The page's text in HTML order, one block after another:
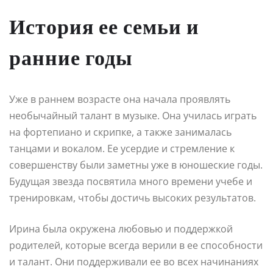
История ее семьи и
ранние годы
Уже в раннем возрасте она начала проявлять
необычайный талант в музыке. Она училась играть
на фортепиано и скрипке, а также занималась
танцами и вокалом. Ее усердие и стремление к
совершенству были заметны уже в юношеские годы.
Будущая звезда посвятила много времени учебе и
тренировкам, чтобы достичь высоких результатов.
Ирина была окружена любовью и поддержкой
родителей, которые всегда верили в ее способности
и талант. Они поддерживали ее во всех начинаниях